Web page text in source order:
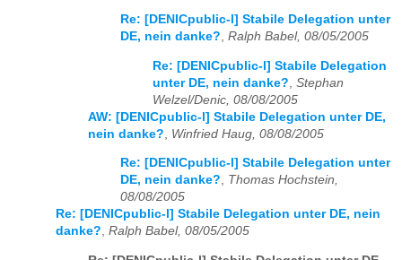
Re: [DENICpublic-l] Stabile Delegation unter
DE, nein danke? Ralph Babel, 08/05/2005
Re: [DENICpublic-l] Stabile Delegation
unter DE, nein danke? Stephan
Welzel/Denic, 08/08/2005
AW: [DENICpublic-l] Stabile Delegation unter DE,
nein danke?
Winfried Haug, 08/08/2005
Re: [DENICpublic-l] Stabile Delegation unter
DE, nein danke?, Thomas Hochstein,
08/08/2005
Re: [DENICpublic-l] Stabile Delegation unter DE, nein
danke?, Ralph Babel, 08/05/2005